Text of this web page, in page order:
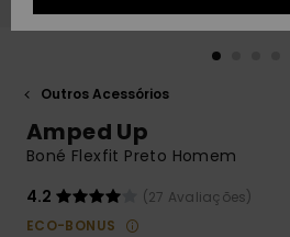
obteres a
resposta mais
rápida à tua
respostas
para as
PRESENTE
DESEJO
Outros Acessórios
Amped Up
Boné Flexfit Preto Homem
4.2
(27 Avaliações)
ECO-BONUS